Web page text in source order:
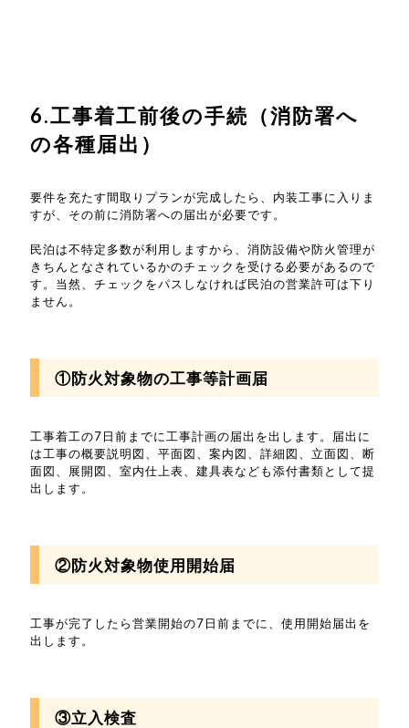
6.工事着工前後の手続（消防署へ
の各種届出）
要件を充たす間取りプランが完成したら、内装工事に入りま
すが、その前に消防署への届出が必要です。
民泊は不特定多数が利用しますから、消防設備や防火管理が
きちんとなされているかのチェックを受ける必要があるので
す。当然、チェックをパスしなければ民泊の営業許可は下り
ません。
①防火対象物の工事等計画届
工事着工の7日前までに工事計画の届出を出します。届出に
は工事の概要説明図、平面図、案内図、詳細図、立面図、断
面図、展開図、室内仕上表、建具表なども添付書類として提
出します。
②防火対象物使用開始届
工事が完了したら営業開始の7日前までに、使用開始届出を
出します。
③立入検査